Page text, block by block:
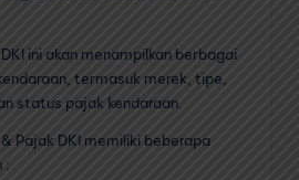
ini akan menampilkan berbagai
termasuk merek, tipe,
status pajak kendaraan.
Pajak DKI memiliki beberapa
: